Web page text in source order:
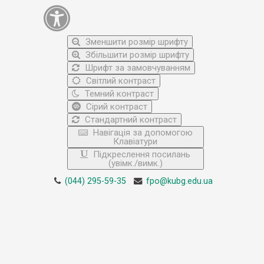
Зменшити розмір шрифту
Збільшити розмір шрифту
Шрифт за замовчуванням
Світлий контраст
Темний контраст
Сірий контраст
Стандартний контраст
Навігація за допомогою
Клавіатури
Підкреслення посилань
(увімк./вимк.)
(044) 295-59-35 fpo@kubg.edu.ua